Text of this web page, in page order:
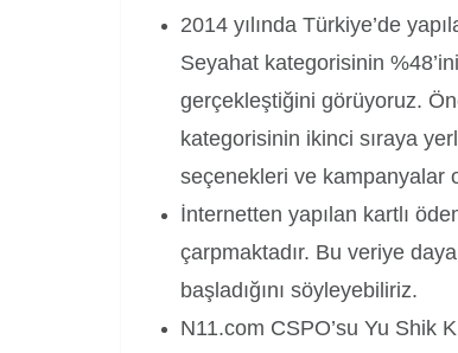
2014 yılında Türkiye’de
Seyahat kategorisinin
gerçekleştiğini görüyoruz.
kategorisinin ikinci sıraya
seçenekleri ve kampanyalar
İnternetten yapılan kartlı
çarpmaktadır. Bu veriye
başladığını söyleyebiliriz.
N11.com CSPO’su Yu Shik